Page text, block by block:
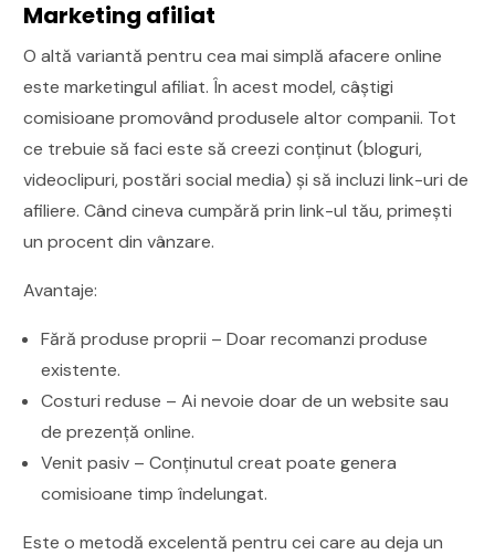
Marketing afiliat
O altă variantă pentru cea mai simplă afacere online
este marketingul afiliat. În acest model, câștigi
comisioane promovând produsele altor companii. Tot
ce trebuie să faci este să creezi conținut (bloguri,
videoclipuri, postări social media) și să incluzi link-uri de
afiliere. Când cineva cumpără prin link-ul tău, primești
un procent din vânzare.
Avantaje:
Fără produse proprii – Doar recomanzi produse
existente.
Costuri reduse – Ai nevoie doar de un website sau
de prezență online.
Venit pasiv – Conținutul creat poate genera
comisioane timp îndelungat.
Este o metodă excelentă pentru cei care au deja un